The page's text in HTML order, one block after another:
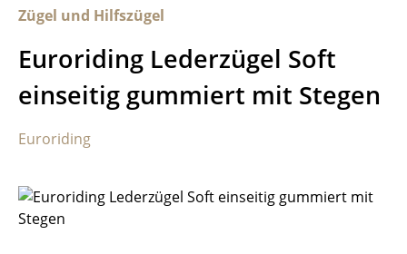
Zügel und Hilfszügel
Euroriding Lederzügel Soft
einseitig gummiert mit Stegen
Euroriding
Bildergalerie überspringen